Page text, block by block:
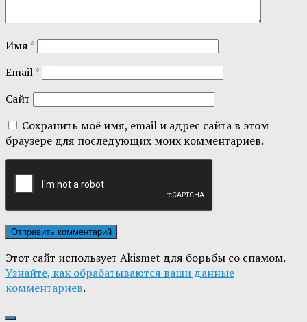
Имя*
Email*
Сайт
Сохранить моё имя, email и адрес сайта в этом
браузере для последующих моих комментариев.
Этот сайт использует Akismet для борьбы со спамом.
Узнайте, как обрабатываются ваши данные
комментариев.